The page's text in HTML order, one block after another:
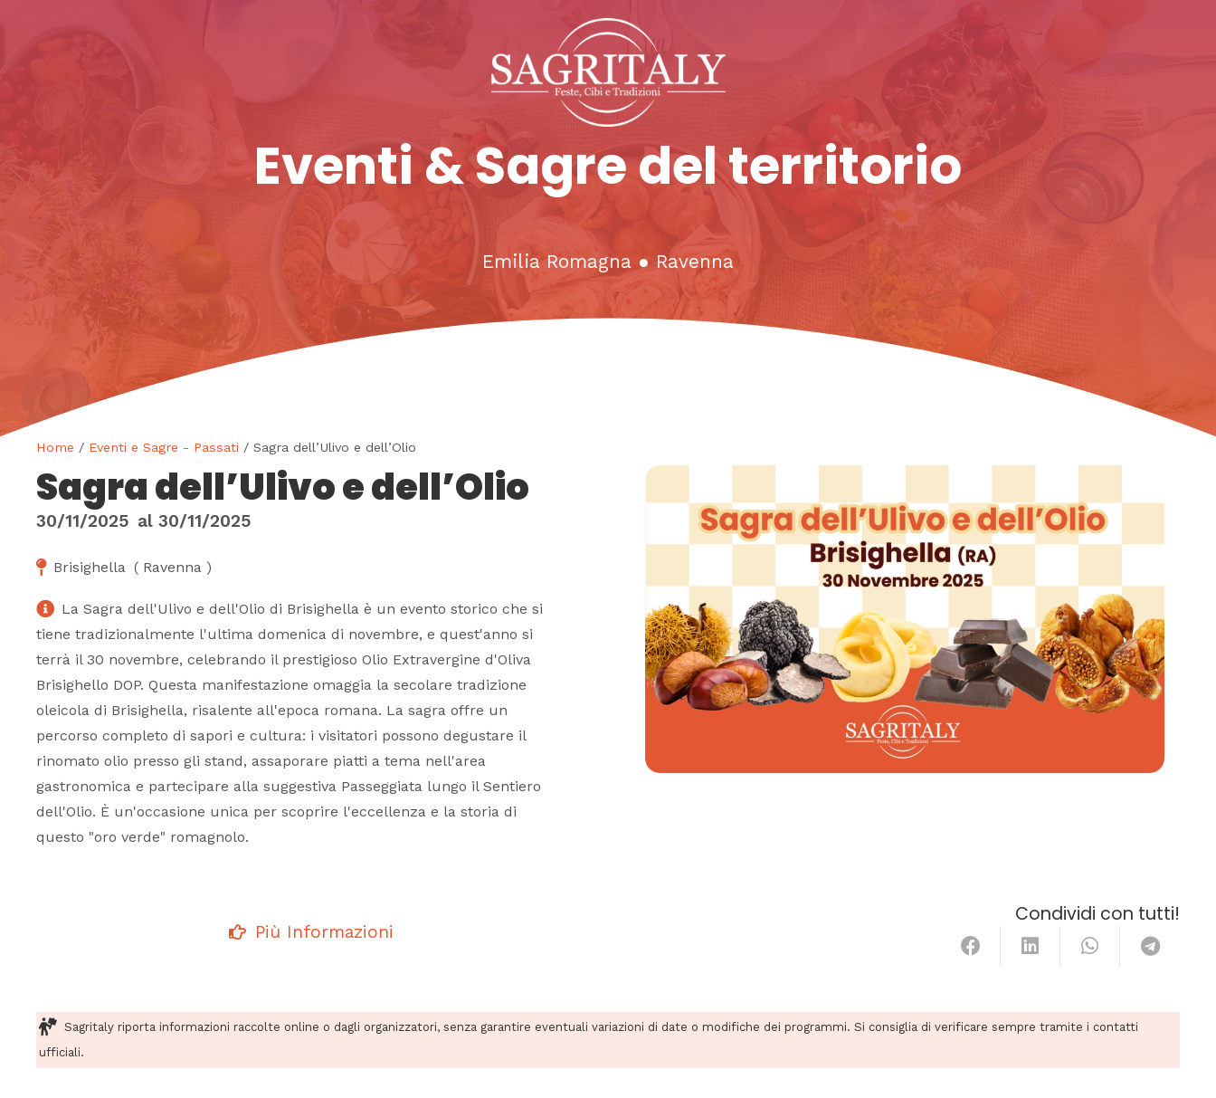
Eventi & Sagre del territorio
Emilia Romagna ● Ravenna
Home / Eventi e Sagre - Passati / Sagra dell’Ulivo e dell’Olio
Sagra dell’Ulivo e dell’Olio
30/11/2025 al 30/11/2025
Brisighella ( Ravenna )
La Sagra dell'Ulivo e dell'Olio di Brisighella è un evento storico che si
tiene tradizionalmente l'ultima domenica di novembre, e quest'anno si
terrà il 30 novembre, celebrando il prestigioso Olio Extravergine d'Oliva
Brisighello DOP. Questa manifestazione omaggia la secolare tradizione
oleicola di Brisighella, risalente all'epoca romana. La sagra offre un
percorso completo di sapori e cultura: i visitatori possono degustare il
rinomato olio presso gli stand, assaporare piatti a tema nell'area
gastronomica e partecipare alla suggestiva Passeggiata lungo il Sentiero
dell'Olio. È un'occasione unica per scoprire l'eccellenza e la storia di
questo "oro verde" romagnolo.
Più Informazioni
Condividi con tutti!
Sagritaly riporta informazioni raccolte online o dagli organizzatori, senza garantire eventuali variazioni di date o modifiche dei programmi. Si consiglia di verificare sempre tramite i contatti
ufficiali.